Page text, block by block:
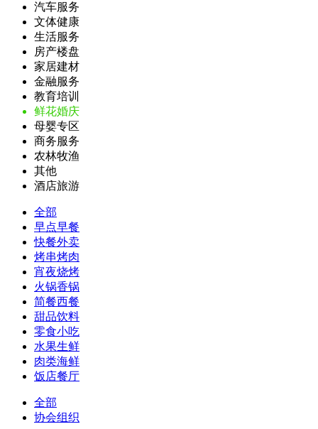
汽车服务
文体健康
生活服务
房产楼盘
家居建材
金融服务
教育培训
鲜花婚庆
母婴专区
商务服务
农林牧渔
其他
酒店旅游
全部
早点早餐
快餐外卖
烤串烤肉
宵夜烧烤
火锅香锅
简餐西餐
甜品饮料
零食小吃
水果生鲜
肉类海鲜
饭店餐厅
全部
协会组织